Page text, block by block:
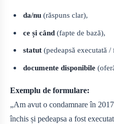
da/nu (răspuns clar),
ce și când (fapte de bază),
statut (pedeapsă executată
documente disponibile
Exemplu de formulare:
„Am avut o condamnare în
închis și pedeapsa a fost